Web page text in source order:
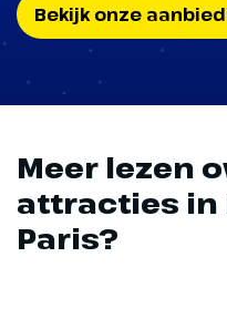
Bekijk onze
Meer lezen
attracties in
Paris?